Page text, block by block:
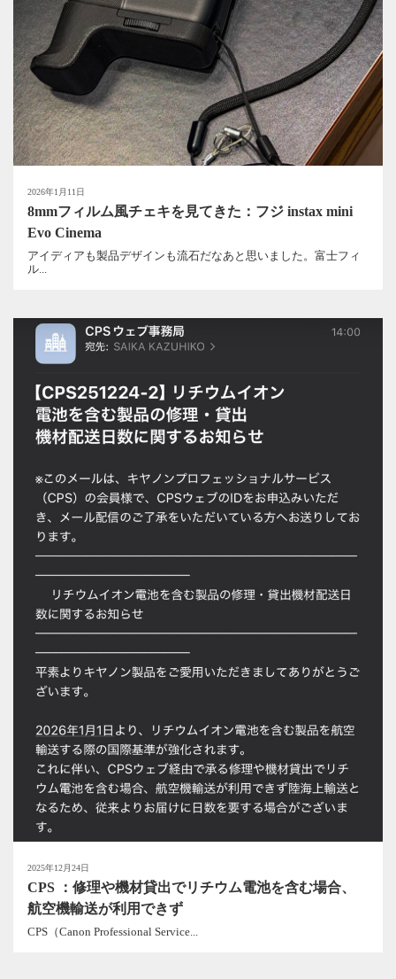
2026年1月11日
8mmフィルム風チェキを見てきた：フジ instax mini
Evo Cinema
アイディアも製品デザインも流石だなあと思いました。富士フィ
ル...
2025年12月24日
CPS ：修理や機材貸出でリチウム電池を含む場合、
航空機輸送が利用できず
CPS（Canon Professional Service...